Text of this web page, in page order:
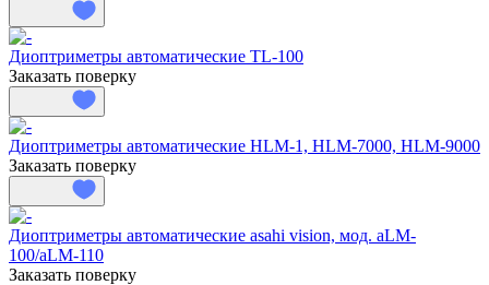
Диоптриметры автоматические TL-100
Заказать поверку
Диоптриметры автоматические HLM-1, HLM-7000, HLM-9000
Заказать поверку
Диоптриметры автоматические asahi vision, мод. aLM-
100/aLM-110
Заказать поверку